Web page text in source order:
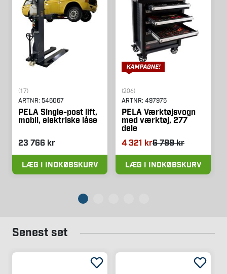
(17)
ARTNR: 546067
PELA Single-post lift,
mobil, elektriske låse
23 766 kr
LÆG I INDKØBSKURV
(206)
ARTNR: 497975
PELA Værktøjsvogn
med værktøj, 277
dele
4 321 kr6 799 kr
LÆG I INDKØBSKURV
Senest set